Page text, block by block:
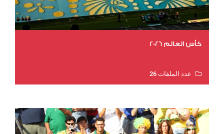
كأس العالم 2026
عدد الملفات 26